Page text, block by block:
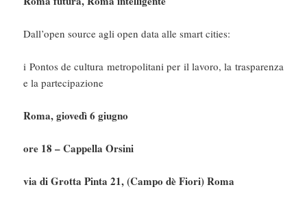
Dall’open source agli open data alle smart cities:
i Pontos de cultura metropolitani per il lavoro, la trasparenza
e la partecipazione
Roma, giovedì 6 giugno
ore 18 – Cappella Orsini
via di Grotta Pinta 21, (Campo dè Fiori) Roma